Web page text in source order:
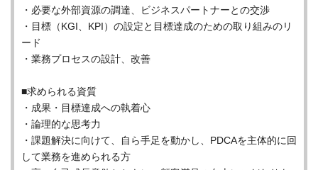
・必要な外部資源の調達、ビジネスパートナーとの交渉
・目標（KGI、KPI）の設定と目標達成のための取り組みのリ
ード
・業務プロセスの設計、改善
■求められる資質
・成果・目標達成への執着心
・論理的な思考力
・課題解決に向けて、自ら手足を動かし、PDCAを主体的に回
して業務を進められる方